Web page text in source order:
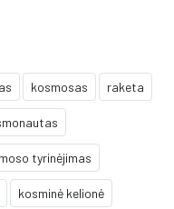
kosmosas raketa
tyrinėjimas
kosminė kelionė